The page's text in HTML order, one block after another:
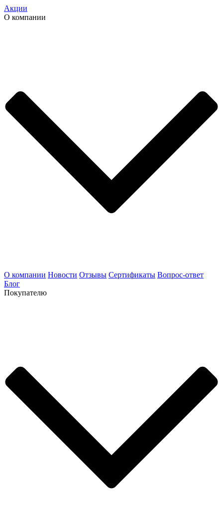
Акции
О компании
О компании Новости Отзывы Сертификаты Вопрос-ответ
Блог
Покупателю